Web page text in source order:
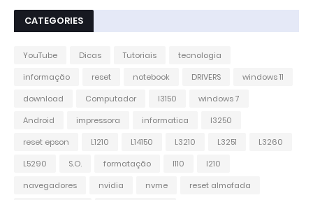
CATEGORIES
YouTube Dicas Tutoriais
tecnologia
informação
reset notebook DRIVERS
windows 11
download
Computador l3150
windows 7
Android
impressora informatica
l3250
reset epson
L1210 L14150 L3210 L3251
L3260
L5290
S.O. formatação l110
l210
navegadores
nvidia nvme
reset almofada